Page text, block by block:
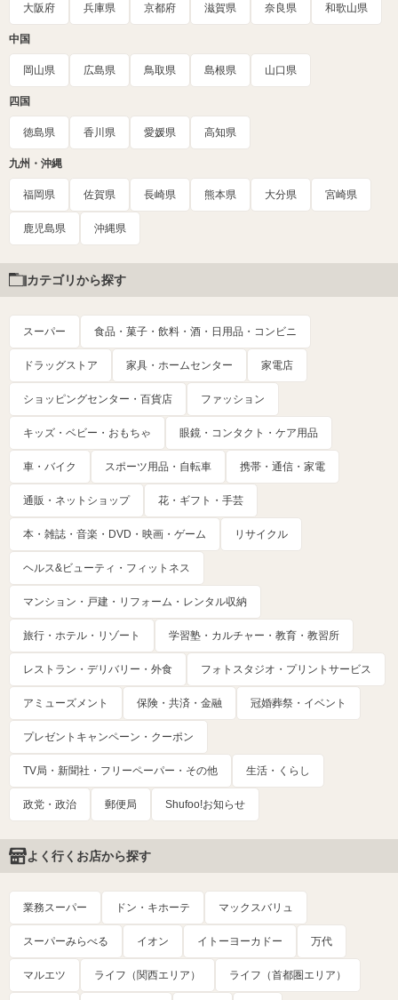
大阪府 兵庫県 京都府 滋賀県 奈良県 和歌山県
中国
岡山県 広島県 鳥取県 島根県 山口県
四国
徳島県 香川県 愛媛県 高知県
九州・沖縄
福岡県 佐賀県 長崎県 熊本県 大分県 宮崎県
鹿児島県 沖縄県
カテゴリから探す
スーパー 食品・菓子・飲料・酒・日用品・コンビニ
ドラッグストア 家具・ホームセンター 家電店
ショッピングセンター・百貨店 ファッション
キッズ・ベビー・おもちゃ 眼鏡・コンタクト・ケア用品
車・バイク スポーツ用品・自転車 携帯・通信・家電
通販・ネットショップ 花・ギフト・手芸
本・雑誌・音楽・DVD・映画・ゲーム リサイクル
ヘルス&ビューティ・フィットネス
マンション・戸建・リフォーム・レンタル収納
旅行・ホテル・リゾート 学習塾・カルチャー・教育・教習所
レストラン・デリバリー・外食 フォトスタジオ・プリントサービス
アミューズメント 保険・共済・金融 冠婚葬祭・イベント
プレゼントキャンペーン・クーポン
TV局・新聞社・フリーペーパー・その他 生活・くらし
政党・政治 郵便局 Shufoo!お知らせ
よく行くお店から探す
業務スーパー ドン・キホーテ マックスバリュ
スーパーみらべる イオン イトーヨーカドー 万代
マルエツ ライフ（関西エリア） ライフ（首都圏エリア）